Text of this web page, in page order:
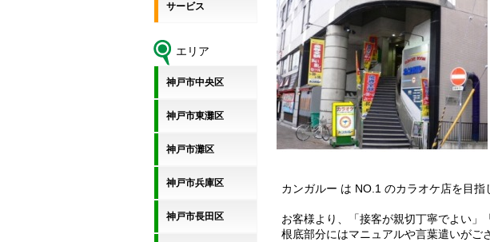
サービス
エリア
神戸市中央区
神戸市東灘区
神戸市灘区
神戸市兵庫区
神戸市長田区
カンガルー は NO.1 のカラオケ店を目指
お客様より、「接客が親切丁寧でよい」
根底部分にはマニュアルや言葉遣いがご